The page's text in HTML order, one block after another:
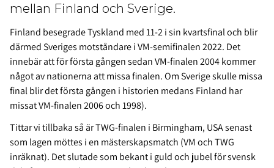
mellan Finland och Sverige.
Finland besegrade Tyskland med 11-2 i sin kvartsfinal och blir
därmed Sveriges motståndare i VM-semifinalen 2022. Det
innebär att för första gången sedan VM-finalen 2004 kommer
något av nationerna att missa finalen. Om Sverige skulle missa
final blir det första gången i historien medans Finland har
missat VM-finalen 2006 och 1998).
Tittar vi tillbaka så är TWG-finalen i Birmingham, USA senast
som lagen möttes i en mästerskapsmatch (VM och TWG
inräknat). Det slutade som bekant i guld och jubel för svensk